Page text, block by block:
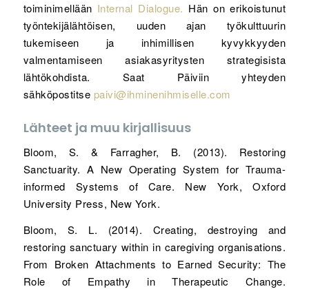
toiminimellään Internal Dialogue. Hän on erikoistunut
työntekijälähtöisen, uuden ajan työkulttuurin
tukemiseen ja inhimillisen kyvykkyyden
valmentamiseen asiakasyritysten strategisista
lähtökohdista. Saat Päiviin yhteyden
sähköpostitse paivi@ihminenihmiselle.com
Lähteet ja muu kirjallisuus
Bloom, S. & Farragher, B. (2013). Restoring
Sanctuarity. A New Operating System for Trauma-
informed Systems of Care. New York, Oxford
University Press, New York.
Bloom, S. L. (2014). Creating, destroying and
restoring sanctuary within in caregiving organisations.
From Broken Attachments to Earned Security: The
Role of Empathy in Therapeutic Change.